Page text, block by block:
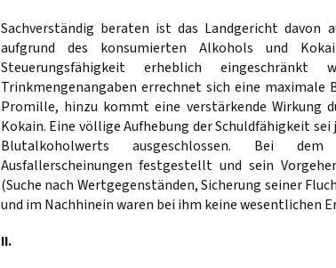
Sachverständig beraten ist das Landgericht davon
aufgrund des konsumierten Alkohols und
Steuerungsfähigkeit erheblich eingeschränkt
Trinkmengenangaben errechnet sich eine
Promille, hinzu kommt eine verstärkende Wirkung
Kokain. Eine völlige Aufhebung der Schuldfähigkeit
Blutalkoholwerts ausgeschlossen. Bei
Ausfallerscheinungen festgestellt und sein
(Suche nach Wertgegenständen, Sicherung seiner
und im Nachhinein waren bei ihm keine wesentlichen
II.